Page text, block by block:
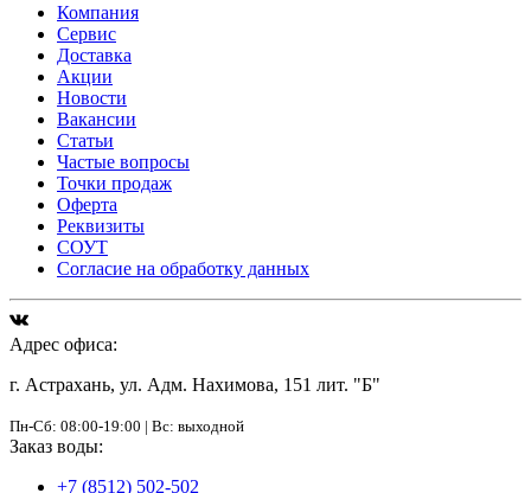
Компания
Сервис
Доставка
Акции
Новости
Вакансии
Статьи
Частые вопросы
Точки продаж
Оферта
Реквизиты
СОУТ
Согласие на обработку данных
Адрес офиса:
г. Астрахань, ул. Адм. Нахимова, 151 лит. "Б"
Пн-Сб: 08:00-19:00 | Вс: выходной
Заказ воды:
+7 (8512) 502-502